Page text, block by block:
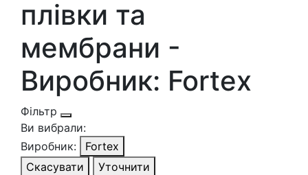
плівки та
мембрани -
Виробник: Fortex
Фільтр
Ви вибрали:
Виробник:
Fortex
Скасувати
Уточнити